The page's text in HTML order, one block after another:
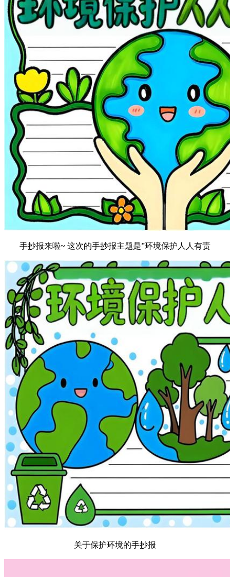
手抄报来啦~ 这次的手抄报主题是”环境保护人人有责
关于保护环境的手抄报